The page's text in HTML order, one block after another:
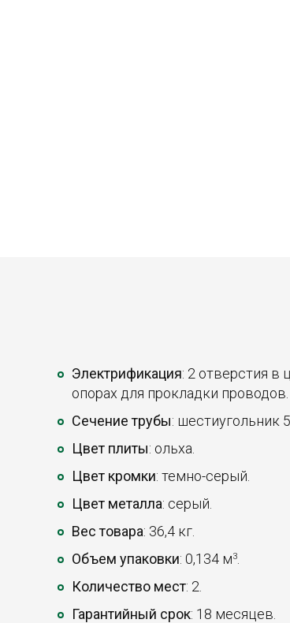
Электрификация: 2 отверстия в
опорах для прокладки проводов.
Сечение трубы: шестиугольник
Цвет плиты: ольха.
Цвет кромки: темно-серый.
Цвет металла: серый.
Вес товара: 36,4 кг.
Объем упаковки: 0,134 м3
Количество мест: 2.
Гарантийный срок: 18 месяцев.